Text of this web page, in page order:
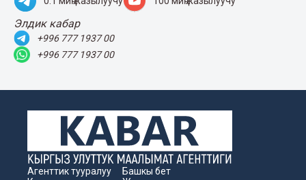
Элдик кабар
+996 777 1937 00
+996 777 1937 00
Агенттик тууралуу
Башкы бет